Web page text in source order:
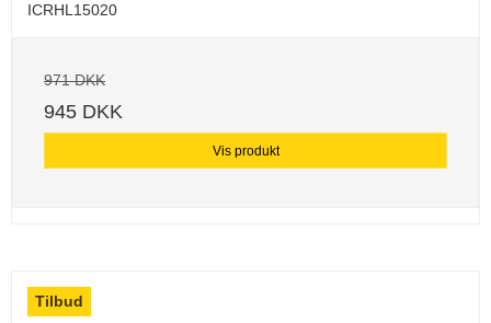
ICRHL15020
971 DKK
945 DKK
Vis produkt
Tilbud